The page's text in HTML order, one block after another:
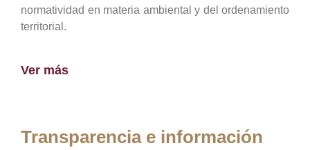
normatividad en materia ambiental y del ordenamiento
territorial.
Ver más
Transparencia e información